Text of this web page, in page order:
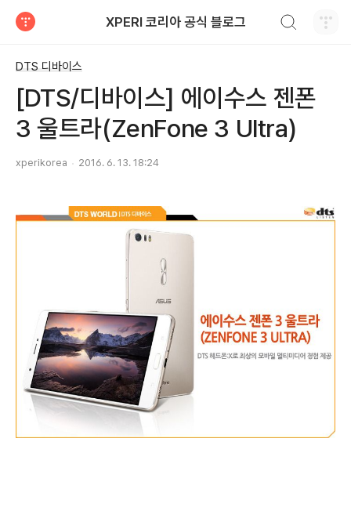
XPERI 코리아 공식 블로그
DTS 디바이스
[DTS/디바이스] 에이수스 젠폰
3 울트라(ZenFone 3 Ultra)
xperikorea 2016. 6. 13. 18:24